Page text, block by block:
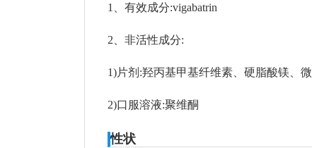
1、有效成分:vigabatrin
2、非活性成分:
1)片剂:羟丙基甲基纤维素、硬脂酸镁、
2)口服溶液:聚维酮
性状